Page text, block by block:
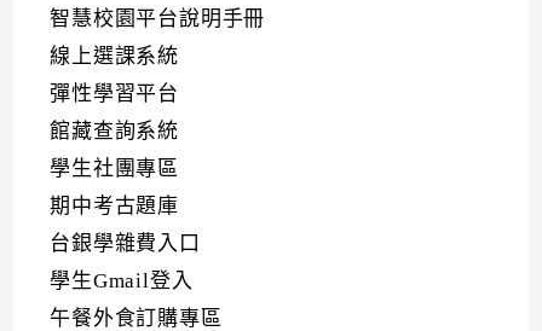
智慧校園平台說明手冊
線上選課系統
彈性學習平台
館藏查詢系統
學生社團專區
期中考古題庫
台銀學雜費入口
學生Gmail登入
午餐外食訂購專區